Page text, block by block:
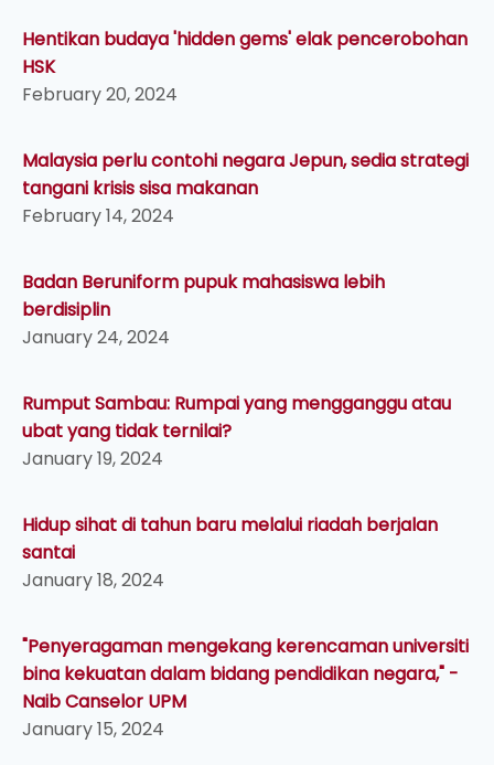
Hentikan budaya 'hidden gems' elak pencerobohan
HSK
February 20, 2024
Malaysia perlu contohi negara Jepun, sedia strategi
tangani krisis sisa makanan
February 14, 2024
Badan Beruniform pupuk mahasiswa lebih
berdisiplin
January 24, 2024
Rumput Sambau: Rumpai yang mengganggu atau
ubat yang tidak ternilai?
January 19, 2024
Hidup sihat di tahun baru melalui riadah berjalan
santai
January 18, 2024
"Penyeragaman mengekang kerencaman universiti
bina kekuatan dalam bidang pendidikan negara," -
Naib Canselor UPM
January 15, 2024